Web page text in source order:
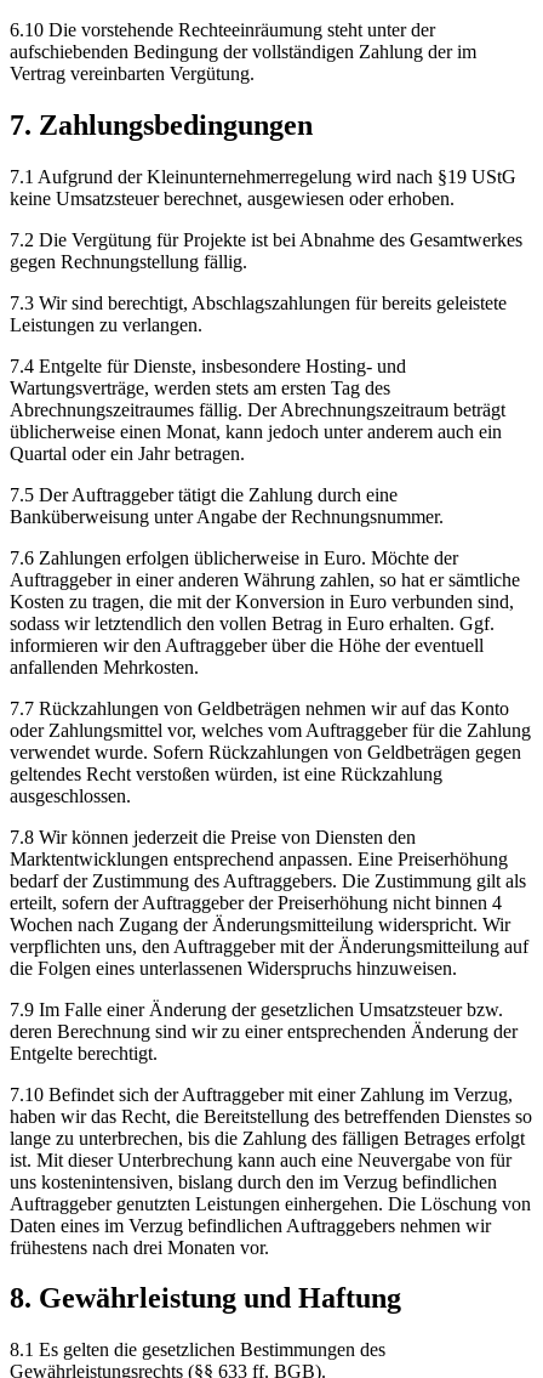
6.10 Die vorstehende Rechteeinräumung steht unter der
aufschiebenden Bedingung der vollständigen Zahlung der im
Vertrag vereinbarten Vergütung.
7. Zahlungsbedingungen
7.1 Aufgrund der Kleinunternehmerregelung wird nach §19 UStG
keine Umsatzsteuer berechnet, ausgewiesen oder erhoben.
7.2 Die Vergütung für Projekte ist bei Abnahme des Gesamtwerkes
gegen Rechnungstellung fällig.
7.3 Wir sind berechtigt, Abschlagszahlungen für bereits geleistete
Leistungen zu verlangen.
7.4 Entgelte für Dienste, insbesondere Hosting- und
Wartungsverträge, werden stets am ersten Tag des
Abrechnungszeitraumes fällig. Der Abrechnungszeitraum beträgt
üblicherweise einen Monat, kann jedoch unter anderem auch ein
Quartal oder ein Jahr betragen.
7.5 Der Auftraggeber tätigt die Zahlung durch eine
Banküberweisung unter Angabe der Rechnungsnummer.
7.6 Zahlungen erfolgen üblicherweise in Euro. Möchte der
Auftraggeber in einer anderen Währung zahlen, so hat er sämtliche
Kosten zu tragen, die mit der Konversion in Euro verbunden sind,
sodass wir letztendlich den vollen Betrag in Euro erhalten. Ggf.
informieren wir den Auftraggeber über die Höhe der eventuell
anfallenden Mehrkosten.
7.7 Rückzahlungen von Geldbeträgen nehmen wir auf das Konto
oder Zahlungsmittel vor, welches vom Auftraggeber für die Zahlung
verwendet wurde. Sofern Rückzahlungen von Geldbeträgen gegen
geltendes Recht verstoßen würden, ist eine Rückzahlung
ausgeschlossen.
7.8 Wir können jederzeit die Preise von Diensten den
Marktentwicklungen entsprechend anpassen. Eine Preiserhöhung
bedarf der Zustimmung des Auftraggebers. Die Zustimmung gilt als
erteilt, sofern der Auftraggeber der Preiserhöhung nicht binnen 4
Wochen nach Zugang der Änderungsmitteilung widerspricht. Wir
verpflichten uns, den Auftraggeber mit der Änderungsmitteilung auf
die Folgen eines unterlassenen Widerspruchs hinzuweisen.
7.9 Im Falle einer Änderung der gesetzlichen Umsatzsteuer bzw.
deren Berechnung sind wir zu einer entsprechenden Änderung der
Entgelte berechtigt.
7.10 Befindet sich der Auftraggeber mit einer Zahlung im Verzug,
haben wir das Recht, die Bereitstellung des betreffenden Dienstes so
lange zu unterbrechen, bis die Zahlung des fälligen Betrages erfolgt
ist. Mit dieser Unterbrechung kann auch eine Neuvergabe von für
uns kostenintensiven, bislang durch den im Verzug befindlichen
Auftraggeber genutzten Leistungen einhergehen. Die Löschung von
Daten eines im Verzug befindlichen Auftraggebers nehmen wir
frühestens nach drei Monaten vor.
8. Gewährleistung und Haftung
8.1 Es gelten die gesetzlichen Bestimmungen des
Gewährleistungsrechts (§§ 633 ff. BGB).